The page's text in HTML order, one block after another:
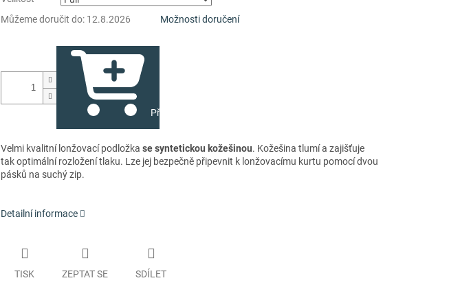
Můžeme doručit do: 12.8.2026 Možnosti doručení
Přidat do košíku
Velmi kvalitní lonžovací podložka se syntetickou kožešinou. Kožešina tlumí a zajišťuje
tak optimální rozložení tlaku. Lze jej bezpečně připevnit k lonžovacímu kurtu pomocí dvou
pásků na suchý zip.
Detailní informace
TISK ZEPTAT SE SDÍLET